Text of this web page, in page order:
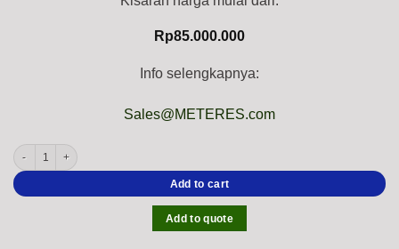
Rp85.000.000
Info selengkapnya:
Sales@METERES.com
INSIZE Brinell indentation measuring scope ISHB-TSA, Range; 8 ~ 650hb quantity
Add to cart
Add to quote